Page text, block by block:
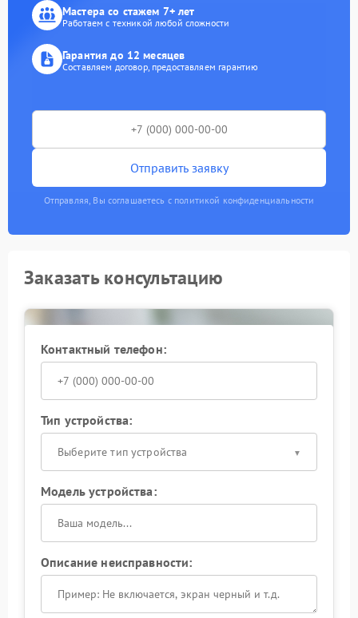
Мастера со стажем 7+ лет
Работаем с техникой любой сложности
Гарантия до 12 месяцев
Составляем договор, предоставляем гарантию
Отправить заявку
Отправляя, Вы соглашаетесь с политикой конфиденциальности
Заказать консультацию
Контактный телефон:
Тип устройства:
Выберите тип устройства
Модель устройства:
Описание неисправности: